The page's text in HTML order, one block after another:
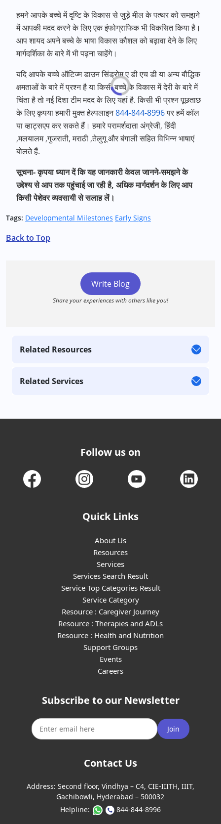
हमने आपके बच्चे में दृष्टि के विकास से जुड़े मील के पत्थर को समझने
में आपकी मदद करने के लिए एक इंफोग्राफिक भी विकसित किया है।
आप शायद अपने बच्चे के भाषा विकास कौशल को बढ़ावा देने के लिए
मार्गदर्शिका के बारे में भी पढ़ना चाहेंगे।
यदि आपके बच्चे ऑटिज्म डाउन सिंड्रोम ए डी एच डी या अन्य बौद्धिक
क्षमताओं के बारे में प्रश्न है या किसी बच्चे के विकास में देरी के बारे में
चिंता है तो नई दिशा टीम मदद के लिए यहां है. किसी भी प्रश्न पूछताछ
के लिए कृपया हमारी मुक्त हेल्पलाइन844-844-8996पर हमें कॉल
या व्हाट्सएप कर सकते हैं। हमारे परामर्शदाता अंग्रेजी, हिंदी
,मलयालम ,गुजराती, मराठी ,तेलुगू और बंगाली सहित विभिन्न भाषाएं
बोलते हैं.
सूचना- कृपया ध्यान दें कि यह जानकारी केवल जानने-समझने के
उद्देश्य से आप तक पहुंचाई जा रही है, अधिक मार्गदर्शन के लिए आप
किसी पेशेवर व्यवसायी से सलाह लें।
Tags: Developmental Milestones Early Signs
Back to Top
Write Blog
Share your experiences with others like you!
Related Resources
Related Services
Follow us on
Quick Links
About Us
Resources
Services
Services Search Result
Service Top Categories Result
Service Category
Resource : Caregiver Journey
Resource : Therapies and ADLs
Resource : Health and Nutrition
Support Groups
Events
Careers
Subscribe to our Newsletter
Join
Contact Us
Address: Second floor, Vindhya – C4, CIE-IIITH, IIIT,
Gachibowli, Hyderabad – 500032
Helpline:
844-844-8996